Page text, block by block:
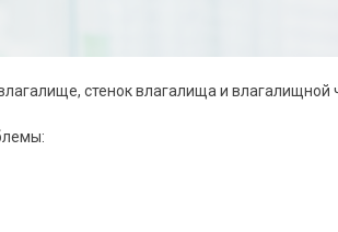
стенок влагалища и влагалищной